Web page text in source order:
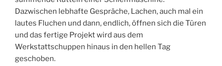
Dazwischen lebhafte Gespräche, Lachen, auch mal ein
lautes Fluchen und dann, endlich, öffnen sich die Türen
und das fertige Projekt wird aus dem
Werkstattschuppen hinaus in den hellen Tag
geschoben.